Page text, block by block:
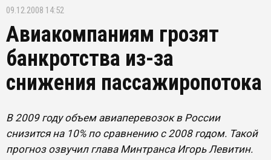
09.12.2008 14:52
Авиакомпаниям грозят
банкротства из-за
снижения пассажиропотока
В 2009 году объем авиаперевозок в России
снизится на 10% по сравнению с 2008 годом. Такой
прогноз озвучил глава Минтранса Игорь Левитин.